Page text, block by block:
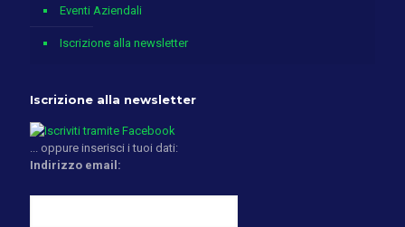
Eventi Aziendali
Iscrizione alla newsletter
Iscrizione alla newsletter
... oppure inserisci i tuoi dati:
Indirizzo email: